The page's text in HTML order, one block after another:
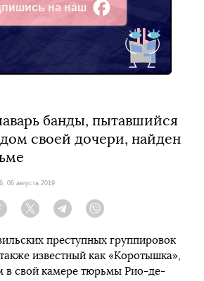
на наш
банды, пытавшийся
своей дочери, найден
06 августа 2019
Facebook Twitter Telegram
преступных группировок
известный как «Коротышка»,
в свой камере тюрьмы Рио-де-